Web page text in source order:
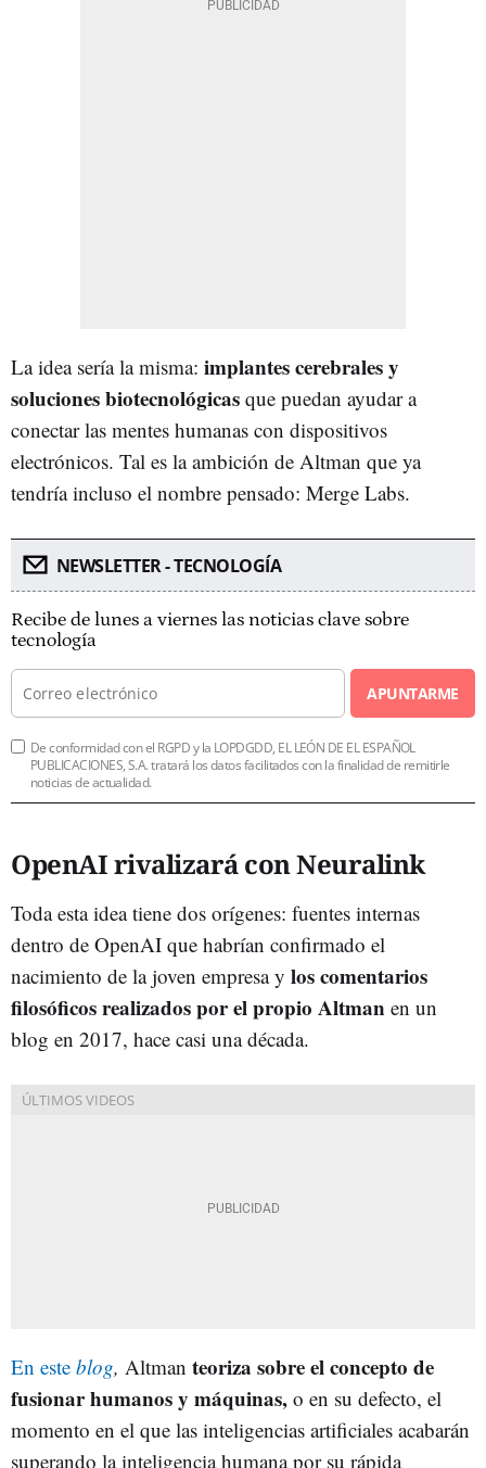
La idea sería la misma: implantes cerebrales y
soluciones biotecnológicas que puedan ayudar a
conectar las mentes humanas con dispositivos
electrónicos. Tal es la ambición de Altman que ya
tendría incluso el nombre pensado: Merge Labs.
NEWSLETTER - TECNOLOGÍA
Recibe de lunes a viernes las noticias clave sobre
tecnología
APUNTARME
De conformidad con el RGPD y la LOPDGDD, EL LEÓN DE EL ESPAÑOL
PUBLICACIONES, S.A. tratará los datos facilitados con la finalidad de remitirle
noticias de actualidad.
OpenAI rivalizará con Neuralink
Toda esta idea tiene dos orígenes: fuentes internas
dentro de OpenAI que habrían confirmado el
nacimiento de la joven empresa y los comentarios
filosóficos realizados por el propio Altman en un
blog en 2017, hace casi una década.
En este blog, Altman teoriza sobre el concepto de
fusionar humanos y máquinas, o en su defecto, el
momento en el que las inteligencias artificiales acabarán
superando la inteligencia humana por su rápida